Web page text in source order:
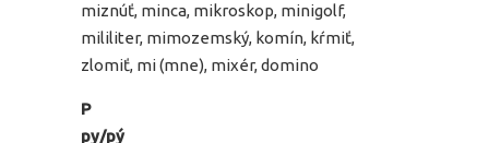
miznúť, minca, mikroskop, minigolf,
mililiter, mimozemský, komín, kŕmiť,
zlomiť, mi (mne), mixér, domino
P
py/pý